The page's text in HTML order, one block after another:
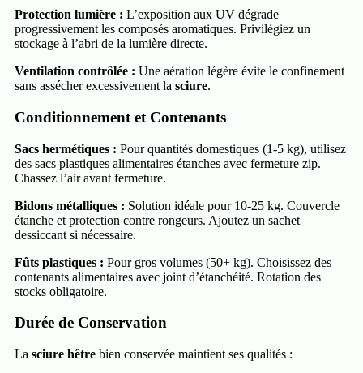
Protection lumière : L’exposition aux UV dégrade
progressivement les composés aromatiques. Privilégiez un
stockage à l’abri de la lumière directe.
Ventilation contrôlée : Une aération légère évite le confinement
sans assécher excessivement la sciure.
Conditionnement et Contenants
Sacs hermétiques : Pour quantités domestiques (1-5 kg), utilisez
des sacs plastiques alimentaires étanches avec fermeture zip.
Chassez l’air avant fermeture.
Bidons métalliques : Solution idéale pour 10-25 kg. Couvercle
étanche et protection contre rongeurs. Ajoutez un sachet
dessiccant si nécessaire.
Fûts plastiques : Pour gros volumes (50+ kg). Choisissez des
contenants alimentaires avec joint d’étanchéité. Rotation des
stocks obligatoire.
Durée de Conservation
La sciure hêtre bien conservée maintient ses qualités :